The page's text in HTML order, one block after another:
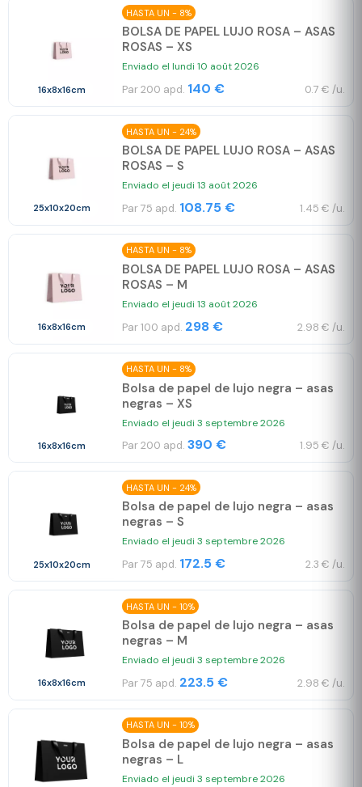
16x8x16cm
HASTA UN - 8%
BOLSA DE PAPEL LUJO ROSA – ASAS
ROSAS – XS
Enviado el lundi 10 août 2026
Par 200 apd. 140 € 0.7 € /u.
25x10x20cm
HASTA UN - 24%
BOLSA DE PAPEL LUJO ROSA – ASAS
ROSAS – S
Enviado el jeudi 13 août 2026
Par 75 apd. 108.75 € 1.45 € /u.
16x8x16cm
HASTA UN - 8%
BOLSA DE PAPEL LUJO ROSA – ASAS
ROSAS – M
Enviado el jeudi 13 août 2026
Par 100 apd. 298 € 2.98 € /u.
16x8x16cm
HASTA UN - 8%
Bolsa de papel de lujo negra – asas
negras – XS
Enviado el jeudi 3 septembre 2026
Par 200 apd. 390 € 1.95 € /u.
25x10x20cm
HASTA UN - 24%
Bolsa de papel de lujo negra – asas
negras – S
Enviado el jeudi 3 septembre 2026
Par 75 apd. 172.5 € 2.3 € /u.
16x8x16cm
HASTA UN - 10%
Bolsa de papel de lujo negra – asas
negras – M
Enviado el jeudi 3 septembre 2026
Par 75 apd. 223.5 € 2.98 € /u.
HASTA UN - 10%
Bolsa de papel de lujo negra – asas
negras – L
Enviado el jeudi 3 septembre 2026